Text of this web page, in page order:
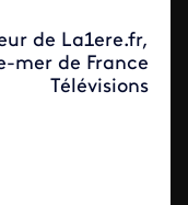
de La1ere.fr,
mer de France
Télévisions